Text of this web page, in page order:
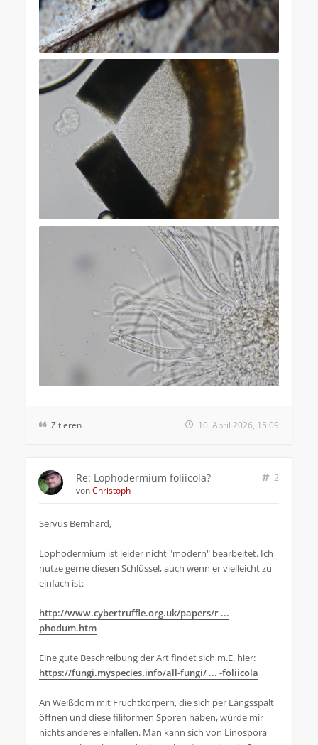
Zitieren 10. April 2026, 15:09
Re: Lophodermium foliicola?
2
vonChristoph
Servus Bernhard,
Lophodermium ist leider nicht "modern" bearbeitet. Ich
nutze gerne diesen Schlüssel, auch wenn er vielleicht zu
einfach ist:
http://www.cybertruffle.org.uk/papers/r ...
phodum.htm
Eine gute Beschreibung der Art findet sich m.E. hier:
https://fungi.myspecies.info/all-fungi/ ... -foliicola
An Weißdorn mit Fruchtkörpern, die sich per Längsspalt
öffnen und diese filiformen Sporen haben, würde mir
nichts anderes einfallen. Man kann sich von Linospora